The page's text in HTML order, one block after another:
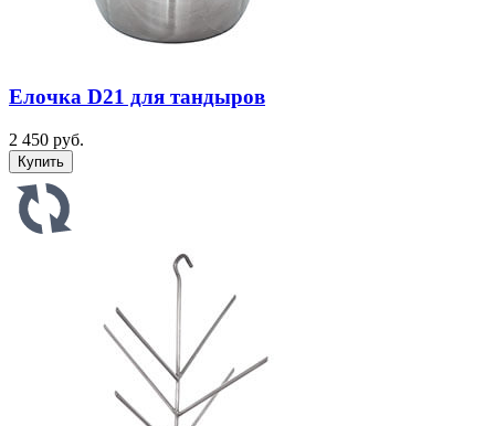
Елочка D21 для тандыров
2 450 руб.